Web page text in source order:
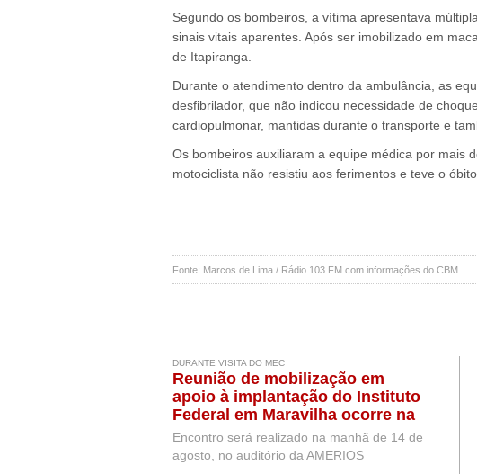
Segundo os bombeiros, a vítima apresentava
sinais vitais aparentes. Após ser imobilizado em
de Itapiranga.
Durante o atendimento dentro da ambulância, as
desfibrilador, que não indicou necessidade de
cardiopulmonar, mantidas durante o transporte e
Os bombeiros auxiliaram a equipe médica por mais
motociclista não resistiu aos ferimentos e teve o
Fonte: Marcos de Lima / Rádio 103 FM com informações do CBM
DURANTE VISITA DO MEC
Reunião de mobilização em
apoio à implantação do Instituto
Federal em Maravilha ocorre na
próxima semana, durante visita
de representantes do MEC
Encontro será realizado na manhã de 14 de
agosto, no auditório da AMERIOS